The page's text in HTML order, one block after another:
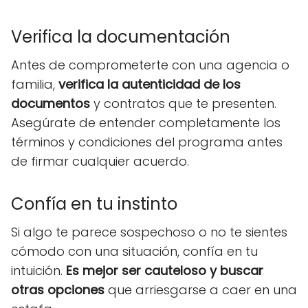
Verifica la documentación
Antes de comprometerte con una agencia o
familia, verifica la autenticidad de los
documentos y contratos que te presenten.
Asegúrate de entender completamente los
términos y condiciones del programa antes
de firmar cualquier acuerdo.
Confía en tu instinto
Si algo te parece sospechoso o no te sientes
cómodo con una situación, confía en tu
intuición. Es mejor ser cauteloso y buscar
otras opciones que arriesgarse a caer en una